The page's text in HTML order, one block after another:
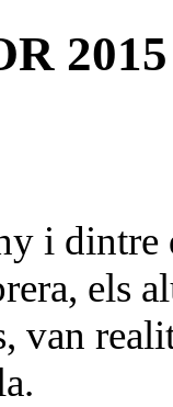
2015
i dintre
els
van